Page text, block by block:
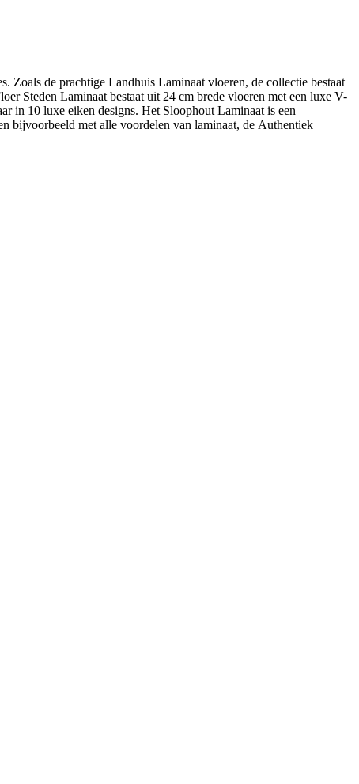
Zoals de prachtige Landhuis Laminaat vloeren, de collectie bestaat
Steden Laminaat bestaat uit 24 cm brede vloeren met een luxe V-
in 10 luxe eiken designs. Het Sloophout Laminaat is een
bijvoorbeeld met alle voordelen van laminaat, de Authentiek